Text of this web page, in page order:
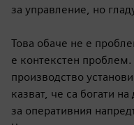
за управление, но
Това обаче не е
е контекстен
производство
казват, че са богати
за оперативния